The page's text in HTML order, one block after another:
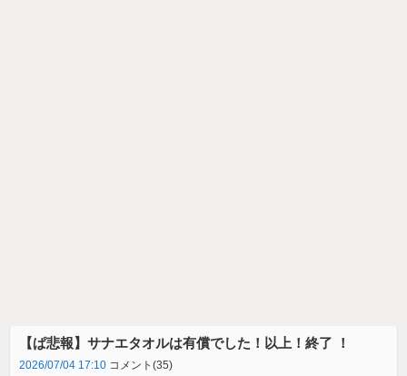
【ぱ悲報】サナエタオルは有償でした！以上！終了 ！
2026/07/04 17:10 コメント(35)